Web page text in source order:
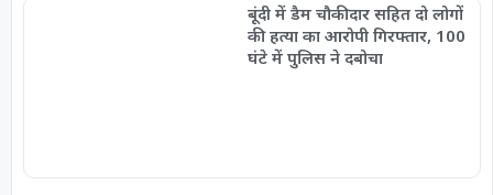
बूंदी में डैम चौकीदार सहित दो लोगों
की हत्या का आरोपी गिरफ्तार, 100
घंटे में पुलिस ने दबोचा